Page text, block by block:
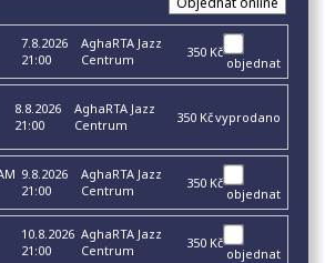
7.8.2026
21:00
AghaRTA Jazz
Centrum
350 Kč
objednat
8.8.2026
21:00
AghaRTA Jazz
Centrum
350 Kčvyprodano
9.8.2026
21:00
AghaRTA Jazz
Centrum
350 Kč
objednat
10.8.2026
21:00
AghaRTA Jazz
Centrum
350 Kč
objednat